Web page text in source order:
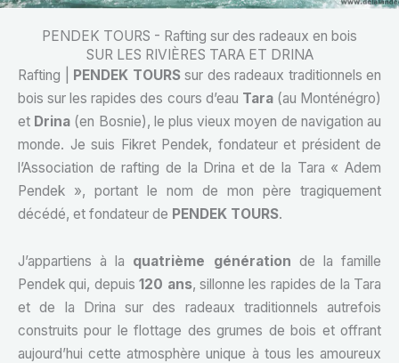
PENDEK TOURS - Rafting sur des radeaux en bois
SUR LES RIVIÈRES TARA ET DRINA
Rafting | PENDEK TOURSsur des radeaux traditionnels en
bois sur les rapides des cours d’eau Tara(au Monténégro)
et Drina (en Bosnie), le plus vieux moyen de navigation au
monde. Je suis Fikret Pendek, fondateur et président de
l’Association de rafting de la Drina et de la Tara « Adem
Pendek », portant le nom de mon père tragiquement
décédé, et fondateur de PENDEK TOURS.
J’appartiens à la quatrième génération de la famille
Pendek qui, depuis120 ans, sillonne les rapides de la Tara
et de la Drina sur des radeaux traditionnels autrefois
construits pour le flottage des grumes de bois et offrant
aujourd’hui cette atmosphère unique à tous les amoureux